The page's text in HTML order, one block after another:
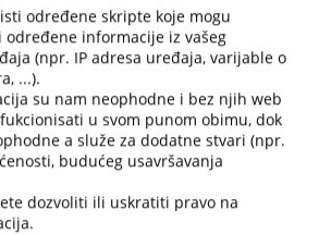
and
select
a
date.
Press
the
question
key
a za period od 2026. do 2028.
2024. godinu
za 2024. godinu
a BiH za 2024.-2026. godinu
određene skripte koje mogu
informacije iz vašeg
(npr. IP adresa uređaja, varijable o
...).
su nam neophodne i bez njih web
u svom punom obimu, dok
a služe za dodatne stvari (npr.
budućeg usavršavanja
dozvoliti ili uskratiti pravo na